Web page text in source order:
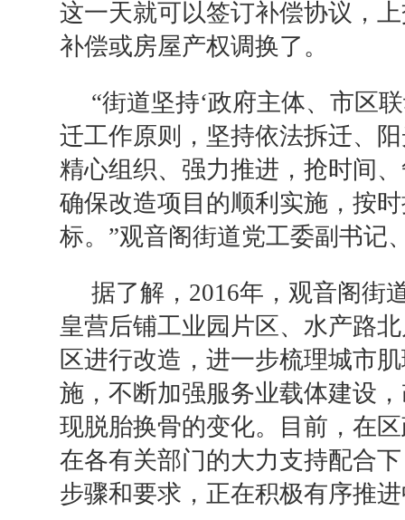
这一天就可以签订补偿协议，
补偿或房屋产权调换了。
“街道坚持‘政府主体、市区
迁工作原则，坚持依法拆迁、
精心组织、强力推进，抢时间
确保改造项目的顺利实施，按
标。”观音阁街道党工委副书记
据了解，2016年，观音阁街
皇营后铺工业园片区、水产路
区进行改造，进一步梳理城市
施，不断加强服务业载体建设
现脱胎换骨的变化。目前，在
在各有关部门的大力支持配合
步骤和要求，正在积极有序推